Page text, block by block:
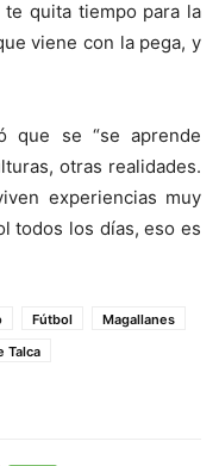
quita tiempo para la
viene con la pega, y
que se “se aprende
otras realidades.
experiencias muy
todos los días, eso es
Fútbol
Magallanes
Talca